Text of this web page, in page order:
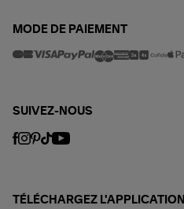
MODE DE PAIEMENT
SUIVEZ-NOUS
TÉLÉCHARGEZ L'APPLICATION